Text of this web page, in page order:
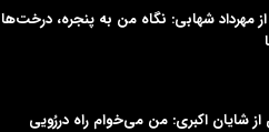
مهرداد شهابی: نگاه من به پنجره، درخت‌ها
از شایان اکبری: من می‌خوام راه دررُویی